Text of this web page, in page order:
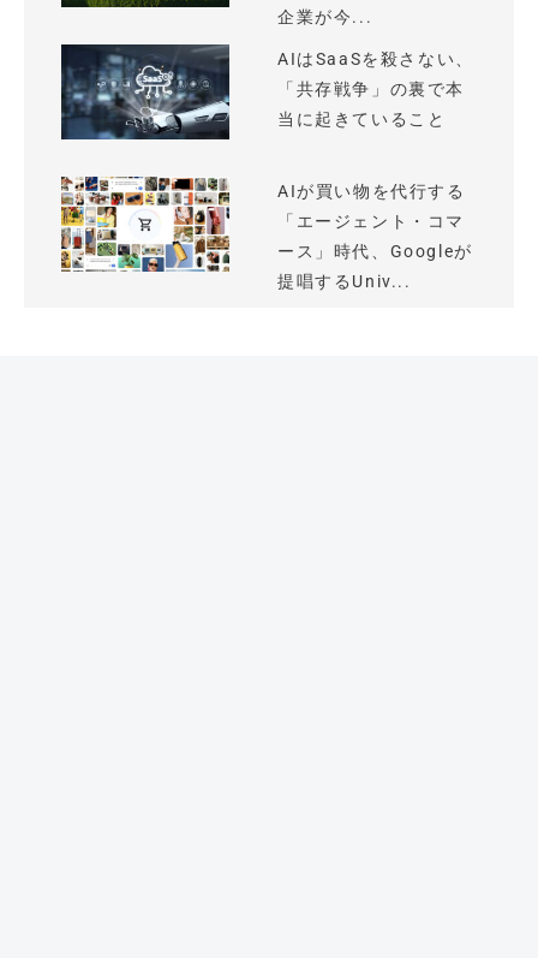
企業が今...
AIはSaaSを殺さない、
「共存戦争」の裏で本
当に起きていること
AIが買い物を代行する
「エージェント・コマ
ース」時代、Googleが
提唱するUniv...